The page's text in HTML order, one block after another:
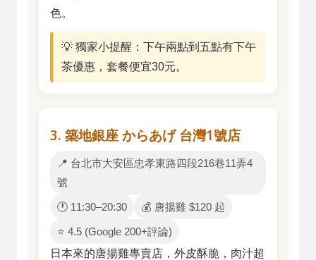
色。
💡 獨家小提醒：下午兩點到五點有下午
茶優惠，套餐便宜30元。
3. 築地銀座 からあげ 台灣1號店
📍 台北市大安區忠孝東路四段216巷11弄4
號
🕐 11:30–20:30 💰 唐揚雞 $120 起
⭐ 4.5 (Google 200+評論)
日本來的唐揚雞專賣店，外皮酥脆，肉汁超